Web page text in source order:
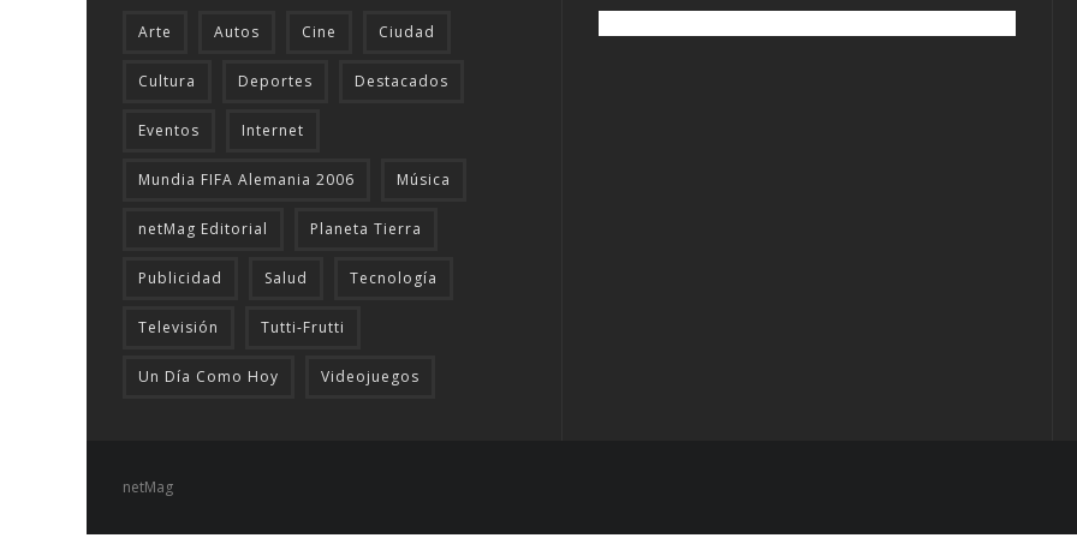
Arte Autos Cine Ciudad
Cultura Deportes Destacados
Eventos Internet
Mundia FIFA Alemania 2006 Música
netMag Editorial Planeta Tierra
Publicidad Salud Tecnologí­a
Televisión Tutti-Frutti
Un Día Como Hoy Videojuegos
netMag